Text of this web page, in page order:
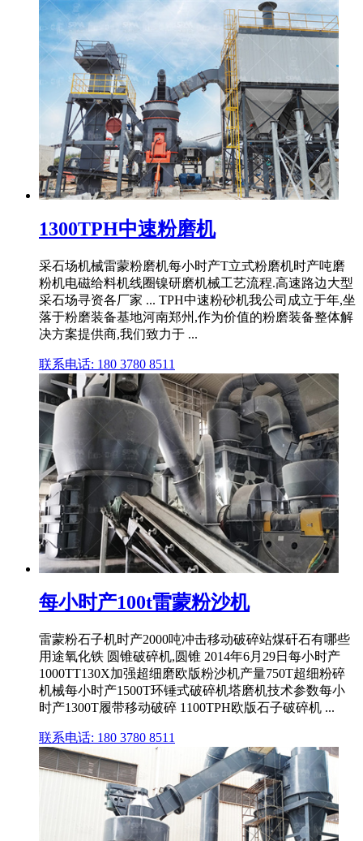
1300TPH中速粉磨机
采石场机械雷蒙粉磨机每小时产T立式粉磨机时产吨磨
粉机电磁给料机线圈镍研磨机械工艺流程.高速路边大型
采石场寻资各厂家 ... TPH中速粉砂机我公司成立于年,坐
落于粉磨装备基地河南郑州,作为价值的粉磨装备整体解
决方案提供商,我们致力于 ...
联系电话: 180 3780 8511
每小时产100t雷蒙粉沙机
雷蒙粉石子机时产2000吨冲击移动破碎站煤矸石有哪些
用途氧化铁 圆锥破碎机,圆锥 2014年6月29日每小时产
1000TT130X加强超细磨欧版粉沙机产量750T超细粉碎
机械每小时产1500T环锤式破碎机塔磨机技术参数每小
时产1300T履带移动破碎 1100TPH欧版石子破碎机 ...
联系电话: 180 3780 8511